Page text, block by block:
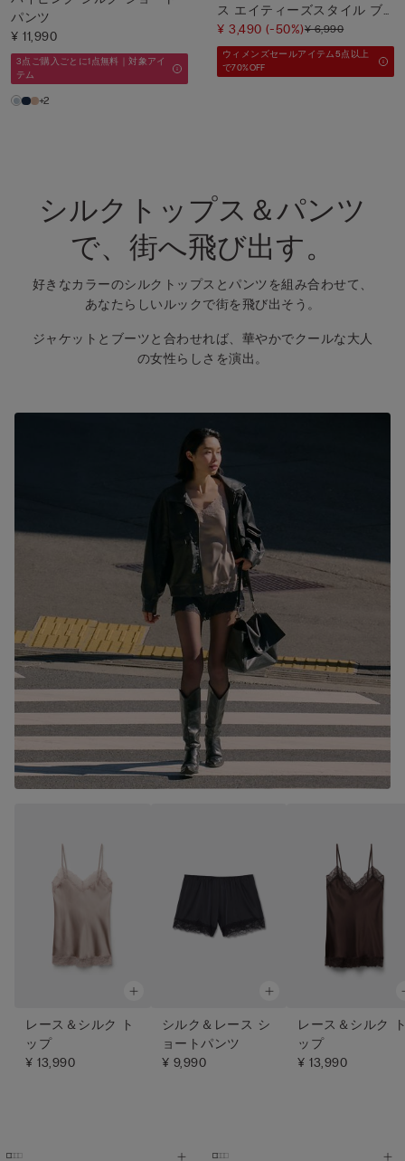
パンツ
¥ 11,990
3点ご購入ごとに1点無料｜対象アイ
テム
+2
ス エイティーズスタイル ブ
ラジリアンショーツ
¥ 3,490(-50%)¥ 6,990
ウィメンズセールアイテム5点以上
で70%OFF
シルクトップス＆パンツ
で、街へ飛び出す。
好きなカラーのシルクトップスとパンツを組み合わせて、
あなたらしいルックで街を飛び出そう。
ジャケットとブーツと合わせれば、華やかでクールな大人
の女性らしさを演出。
レース＆シルク ト
ップ
¥ 13,990
シルク＆レース シ
ョートパンツ
¥ 9,990
レース＆シルク
ップ
¥ 13,990